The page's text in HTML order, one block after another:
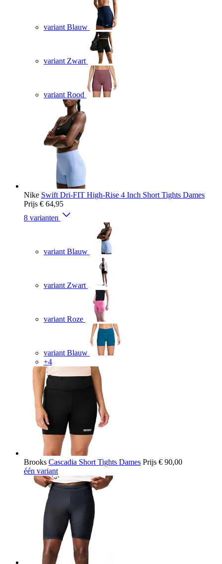
variant Blauw
variant Zwart
variant Rood
Nike Swift Dri-FIT High-Rise 4 Inch Short Tights Dames
Prijs € 64,95
8 varianten
variant Blauw
variant Zwart
variant Roze
variant Blauw
+4
Brooks Cascadia Short Tights Dames Prijs € 90,00
één variant